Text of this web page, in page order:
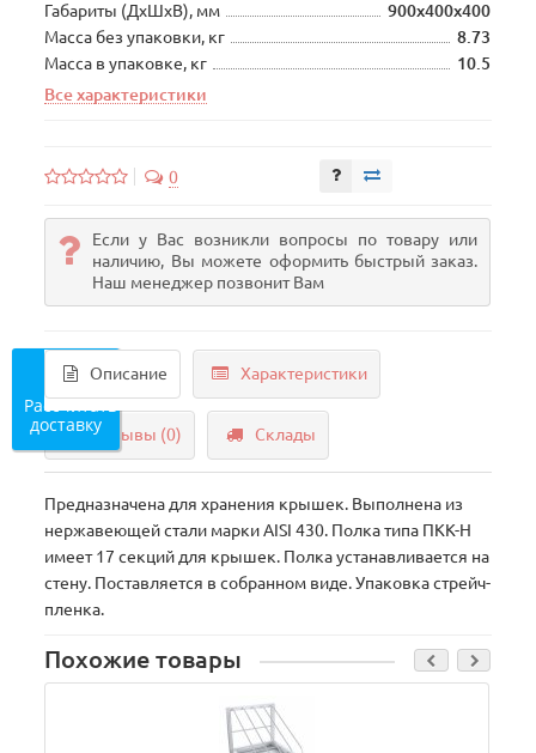
Габариты (ДхШхВ), мм
900х400х400
Масса без упаковки, кг
8.73
Масса в упаковке, кг
10.5
Все характеристики
0
Если у Вас возникли вопросы по товару или
наличию, Вы можете оформить быстрый заказ.
Наш менеджер позвонит Вам
Описание Характеристики
Отзывы (0) Склады
Предназначена для хранения крышек. Выполнена из
нержавеющей стали марки AISI 430. Полка типа ПКК-Н
имеет 17 секций для крышек. Полка устанавливается на
стену. Поставляется в собранном виде. Упаковка стрейч-
пленка.
Похожие товары
Рассчитать
доставку